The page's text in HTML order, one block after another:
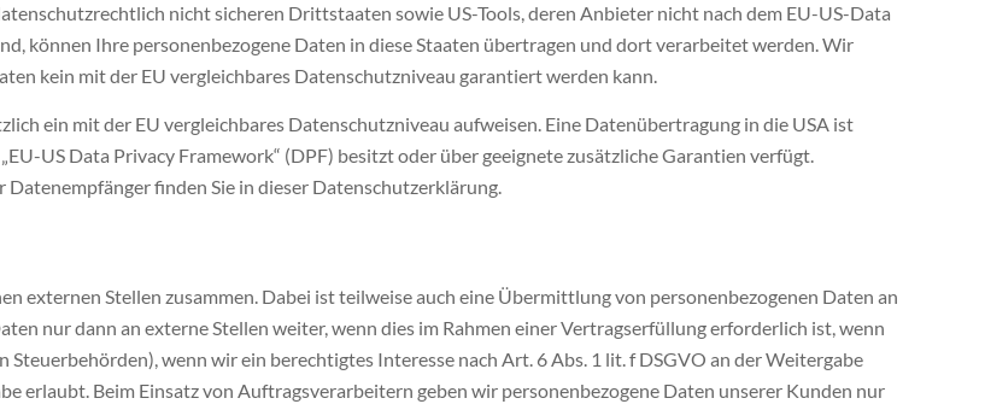
nicht sicheren Drittstaaten sowie US-Tools, deren Anbieter nicht nach dem EU-US-Data
können Ihre personenbezogene Daten in diese Staaten übertragen und dort verarbeitet werden. Wir
kein mit der EU vergleichbares Datenschutzniveau garantiert werden kann.
ein mit der EU vergleichbares Datenschutzniveau aufweisen. Eine Datenübertragung in die USA ist
US Data Privacy Framework“ (DPF) besitzt oder über geeignete zusätzliche Garantien verfügt.
finden Sie in dieser Datenschutzerklärung.
externen Stellen zusammen. Dabei ist teilweise auch eine Übermittlung von personenbezogenen Daten an
nur dann an externe Stellen weiter, wenn dies im Rahmen einer Vertragserfüllung erforderlich ist, wenn
wenn wir ein berechtigtes Interesse nach Art. 6 Abs. 1 lit. f DSGVO an der Weitergabe
erlaubt. Beim Einsatz von Auftragsverarbeitern geben wir personenbezogene Daten unserer Kunden nur